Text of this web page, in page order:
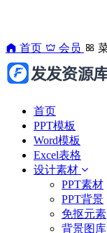
首页
会员
首页
PPT模板
Word模板
Excel表格
设计素材
PPT素材
PPT背景
免抠元素
背景图库